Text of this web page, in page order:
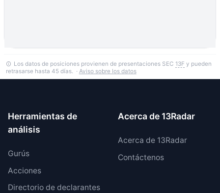
Los datos de posiciones provienen de presentaciones SEC 13F y pueden
retrasarse hasta 45 días. · Aviso sobre los datos
Herramientas de
análisis
Gurús
Acciones
Directorio de declarantes
Acerca de 13Radar
Acerca de 13Radar
Contáctenos